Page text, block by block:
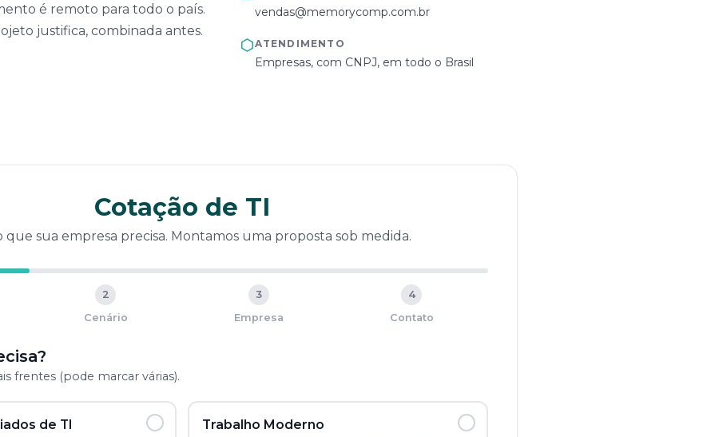
é remoto para todo o país.
justifica, combinada antes.
vendas@memorycomp.com.br
ATENDIMENTO
Empresas, com CNPJ, em todo o Brasil
Cotação de TI
que sua empresa precisa. Montamos uma proposta sob medida.
2
Cenário
3
Empresa
4
Contato
frentes (pode marcar várias).
de TI Trabalho Moderno